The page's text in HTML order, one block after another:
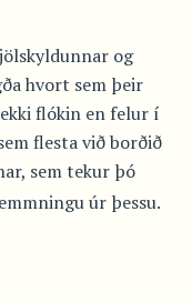
og
hvort sem þeir
flókin en felur í
flesta við borðið
sem tekur þó
úr þessu.